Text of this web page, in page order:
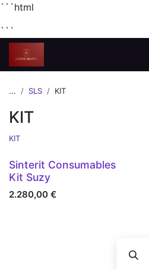
```html
```
Zum Inhalt springen
... SLS KIT
KIT
KIT
Vorbestellung
Sinterit Consumables
Kit Suzy
2.280,00 €